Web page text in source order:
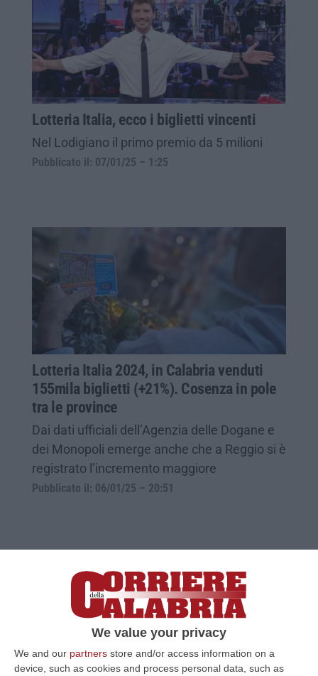
We value your privacy
We and our partners store and/or access information on a
device, such as cookies and process personal data, such as
Lotteria Italia, ecco i biglietti vincenti
Nel Lodigiano il primo premio da 5 milioni
Pubblicato il: 07/01/25 – 1:25
Lotteria Italia 2024, in Calabria venduti
155mila biglietti (+21%). Cosenza in pole
tra le province
Dai dati ufficiali dell’Agenzia delle Dogane e
dei Monopoli emerge anche che a Reggio si è
registrato l’incremento maggiore
Pubblicato il: 06/01/25 – 20:51